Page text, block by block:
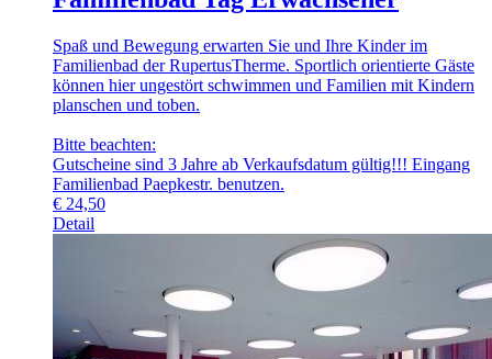
Spaß und Bewegung erwarten Sie und Ihre Kinder im
Familienbad der RupertusTherme. Sportlich orientierte Gäste
können hier ungestört schwimmen und Familien mit Kindern
planschen und toben.
Bitte beachten:
Gutscheine sind 3 Jahre ab Verkaufsdatum gültig!!! Eingang
Familienbad Paepkestr. benutzen.
€ 24,50
Detail